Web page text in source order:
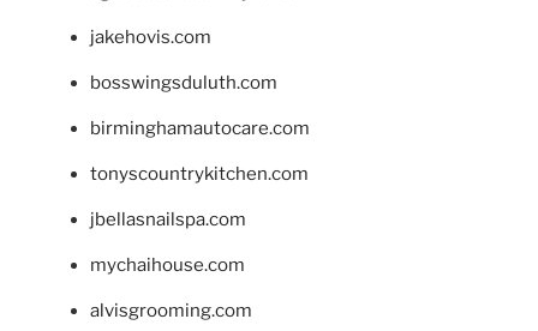
jakehovis.com
bosswingsduluth.com
birminghamautocare.com
tonyscountrykitchen.com
jbellasnailspa.com
mychaihouse.com
alvisgrooming.com